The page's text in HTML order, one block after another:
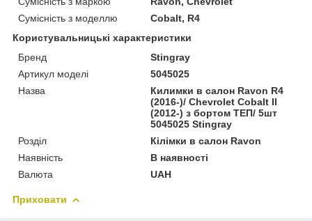
Сумісність з моделлю
Cobalt, R4
Користувальницькі характеристики
Бренд
Stingray
Артикул моделі
5045025
Назва
Килимки в салон Ravon R4
(2016-)/ Chevrolet Cobalt II
(2012-) з бортом ТЕП/ 5шт
5045025 Stingray
Розділ
Кілімки в салон Ravon
Наявність
В наявності
Валюта
UAH
Приховати